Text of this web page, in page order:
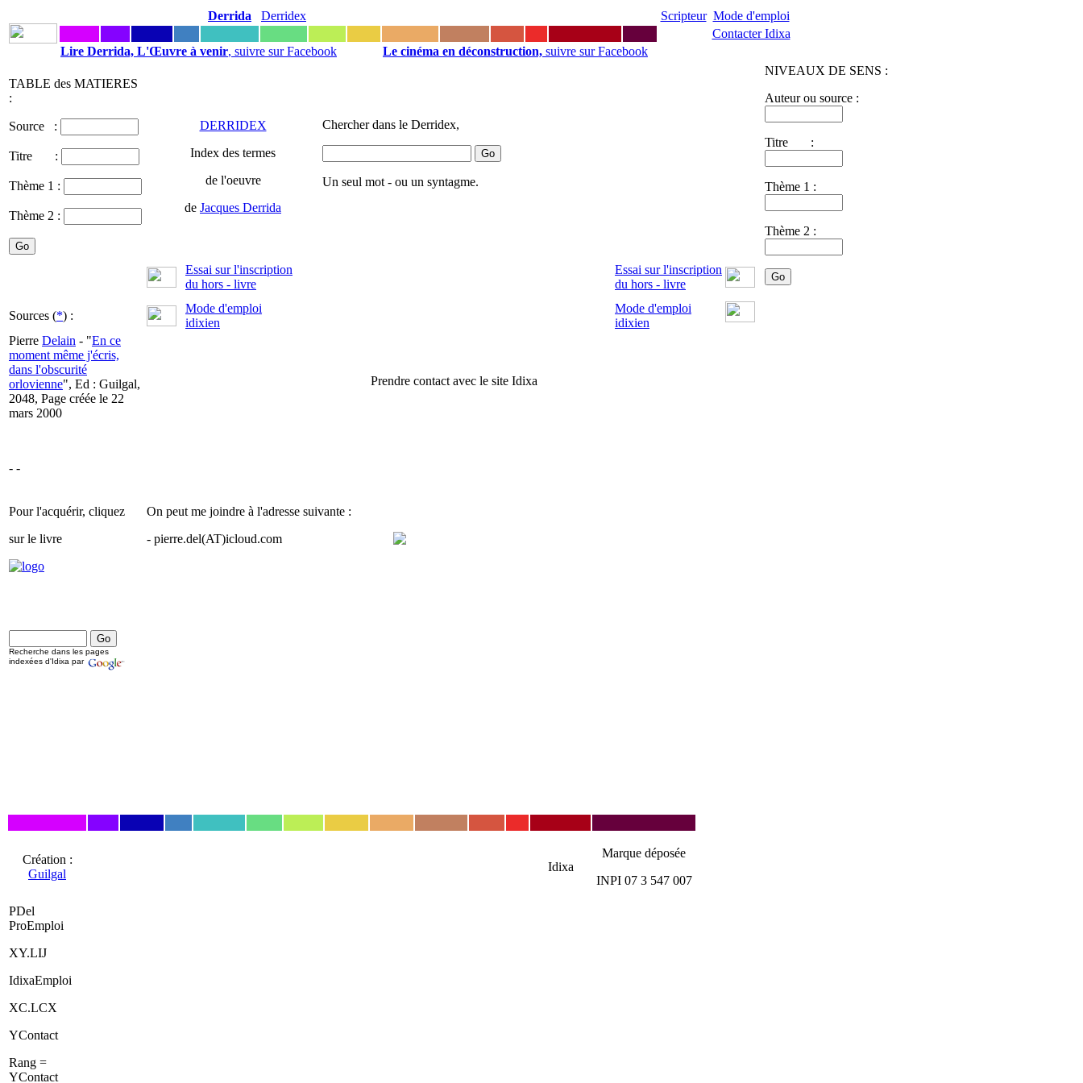
Derrida Derridex Scripteur Mode d'emploi
Contacter Idixa
Lire Derrida, L'Œuvre à venir, suivre sur Facebook Le cinéma en déconstruction, suivre sur Facebook
TABLE des MATIERES
:
Source :
Titre :
Thème 1 :
Thème 2 :
NIVEAUX DE SENS :
Auteur ou source :
Titre :
Thème 1 :
Thème 2 :
DERRIDEX
Index des termes
de l'oeuvre
de Jacques Derrida
Chercher dans le Derridex,
Un seul mot - ou un syntagme.
Essai sur l'inscription
du hors - livre
Essai sur l'inscription
du hors - livre
Sources (*) :
Mode d'emploi
idixien
Mode d'emploi
idixien
Pierre Delain - "En ce
moment même j'écris,
dans l'obscurité
orlovienne", Ed : Guilgal,
2048, Page créée le 22
mars 2000
- -
Prendre contact avec le site Idixa
Pour l'acquérir, cliquez
sur le livre
On peut me joindre à l'adresse suivante :
- pierre.del(AT)icloud.com
Recherche dans les pages
indexées d'Idixa par
Création :
Guilgal
Idixa
Marque déposée
INPI 07 3 547 007
PDel
ProEmploi
XY.LIJ
IdixaEmploi
XC.LCX
YContact
Rang =
YContact